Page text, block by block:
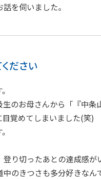
を伺いました。
ださい
のお母さんから「『中
覚めてしまいました(笑)
り切ったあとの達成感が
のきつさも多分好きなん